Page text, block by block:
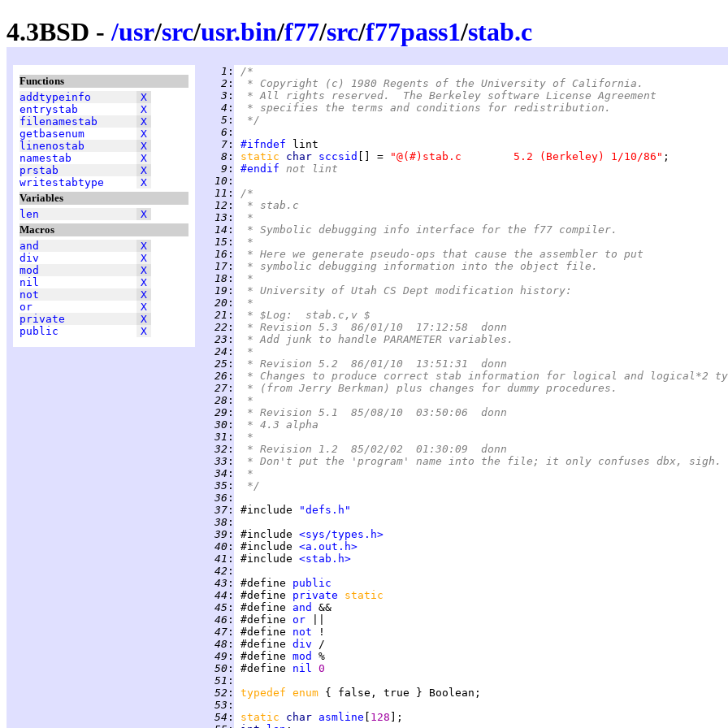
4.3BSD -/usr/src/usr.bin/f77/src/f77pass1/stab.c
Functions
addtypeinfo
X
entrystab
X
filenamestab
X
getbasenum
X
linenostab
X
namestab
X
prstab
X
writestabtype
X
Variables
len
X
Macros
and
X
div
X
mod
X
nil
X
not
X
or
X
private
X
public
X
   1
:
/*
   2
:
* Copyright (c) 1980 Regents of the University of California.
   3
:
* All rights reserved.  The Berkeley software License Agreement
   4
:
* specifies the terms and conditions for redistribution.
   5
:
*/
   6
:
   7
: #ifndef
   8
: static char sccsid [] = "@(#)stab.c	5.2 (Berkeley) 1/10/86"
   9
: #endif not lint
  10
:
  11
:
/*
  12
:
* stab.c
  13
:
*
  14
:
* Symbolic debugging info interface for the f77 compiler.
  15
:
*
  16
:
* Here we generate pseudo-ops that cause the assembler to put
  17
:
* symbolic debugging information into the object file.
  18
:
*
  19
:
* University of Utah CS Dept modification history:
  20
:
*
  21
:
* $Log:	stab.c,v $
  22
:
* Revision 5.3  86/01/10  17:12:58  donn
  23
:
* Add junk to handle PARAMETER variables.
  24
:
*
  25
:
* Revision 5.2  86/01/10  13:51:31  donn
  26
:
* Changes to produce correct stab information for logical and logical*2
  27
:
* (from Jerry Berkman) plus changes for dummy procedures.
  28
:
*
  29
:
* Revision 5.1  85/08/10  03:50:06  donn
  30
:
* 4.3 alpha
  31
:
*
  32
:
* Revision 1.2  85/02/02  01:30:09  donn
  33
:
* Don't put the 'program' name into the file; it only confuses dbx, sigh.
  34
:
*
  35
:
*/
  36
:
  37
: #include
"defs.h"
  38
:
  39
: #include <sys/types.h>
  40
: #include <a.out.h>
  41
: #include <stab.h>
  42
:
  43
: #define public
  44
: #define private
static
  45
: #define and
  46
: #define or
  47
: #define not
  48
: #define div
  49
: #define mod
  50
: #define nil
0
  51
:
  52
: typedef enum
  53
:
  54
: static char asmline 128